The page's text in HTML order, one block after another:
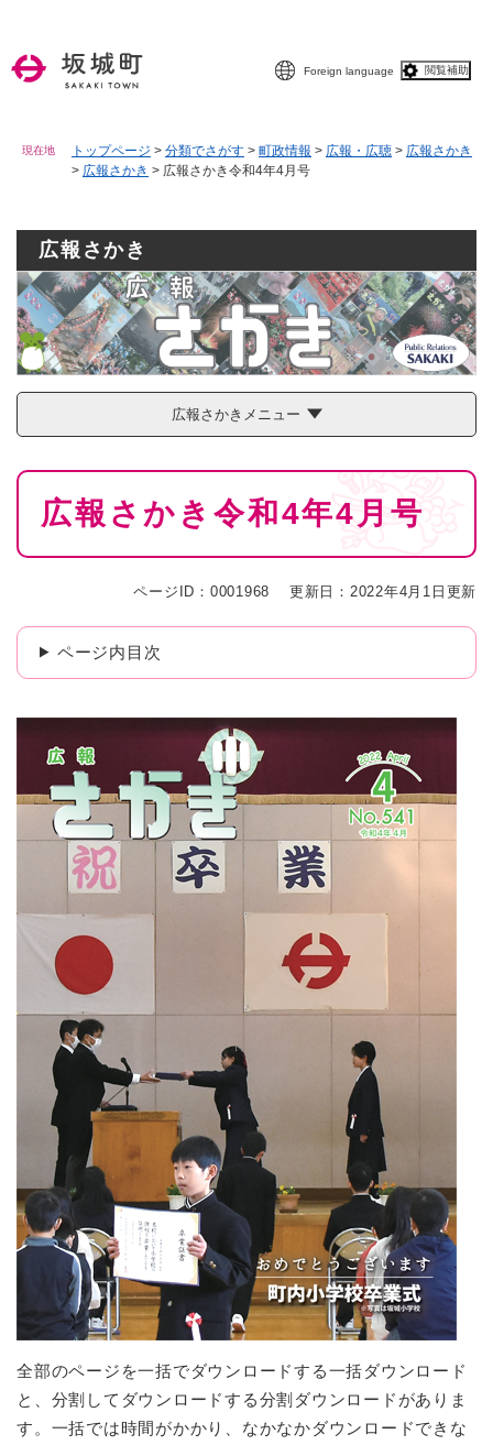
Foreign language 閲覧補助
現在地 トップページ > 分類でさがす > 町政情報 > 広報・広聴 > 広報さかき
> 広報さかき > 広報さかき令和4年4月号
広報さかき
広報さかきメニュー
本
広報さかき令和4年4月号
ページID：0001968 更新日：2022年4月1日更新
ページ内目次
全部のページを一括でダウンロードする一括ダウンロード
と、分割してダウンロードする分割ダウンロードがありま
す。一括では時間がかかり、なかなかダウンロードできな